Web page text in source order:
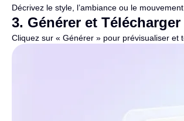
Décrivez le style, l’ambiance ou le
3. Générer et
Cliquez sur « Générer » pour prévisualiser et